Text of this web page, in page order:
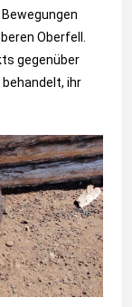
Oberfell.
gegenüber
ihr